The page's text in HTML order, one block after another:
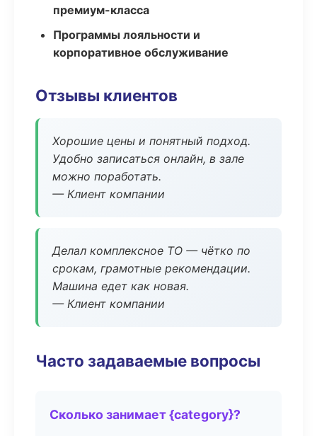
премиум-класса
Программы лояльности и
корпоративное обслуживание
Отзывы клиентов
Хорошие цены и понятный подход.
Удобно записаться онлайн, в зале
можно поработать.
— Клиент компании
Делал комплексное ТО — чётко по
срокам, грамотные рекомендации.
Машина едет как новая.
— Клиент компании
Часто задаваемые вопросы
Сколько занимает {category}?